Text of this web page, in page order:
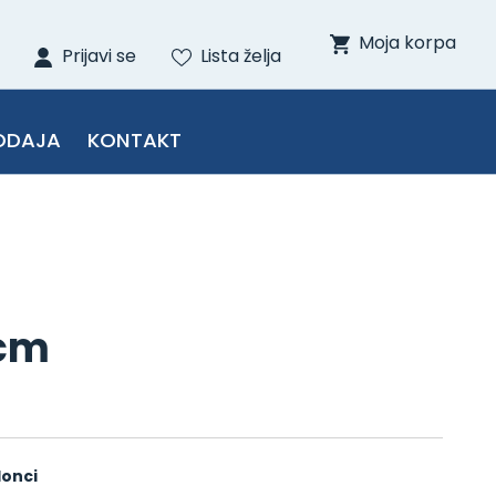
Prijavi se Lista želja
Moja korpa
KONTAKT